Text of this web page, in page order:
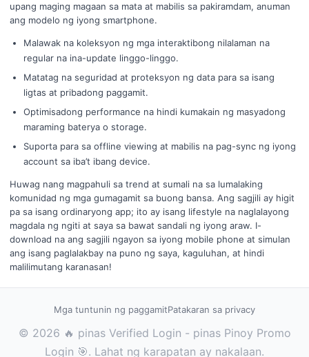
upang maging magaan sa mata at mabilis sa pakiramdam, anuman
ang modelo ng iyong smartphone.
Malawak na koleksyon ng mga interaktibong nilalaman na
regular na ina-update linggo-linggo.
Matatag na seguridad at proteksyon ng data para sa isang
ligtas at pribadong paggamit.
Optimisadong performance na hindi kumakain ng masyadong
maraming baterya o storage.
Suporta para sa offline viewing at mabilis na pag-sync ng iyong
account sa iba’t ibang device.
Huwag nang magpahuli sa trend at sumali na sa lumalaking
komunidad ng mga gumagamit sa buong bansa. Ang sagjili ay higit
pa sa isang ordinaryong app; ito ay isang lifestyle na naglalayong
magdala ng ngiti at saya sa bawat sandali ng iyong araw. I-
download na ang sagjili ngayon sa iyong mobile phone at simulan
ang isang paglalakbay na puno ng saya, kaguluhan, at hindi
malilimutang karanasan!
Mga tuntunin ng paggamitPatakaran sa privacy
© 2026 🔥 pinas Verified Login - pinas Pinoy Promo
Login 🎯. Lahat ng karapatan ay nakalaan.